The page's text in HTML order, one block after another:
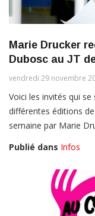
Marie Drucker
Dubosc au JT
vendredi 29 novembre
Voici les invités qui
différentes éditions
semaine par Marie
Publié dans Infos